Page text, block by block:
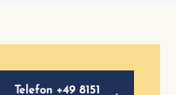
Telefon +49 8151